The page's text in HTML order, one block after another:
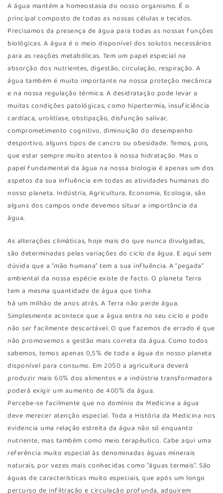
A água mantém a homeostasia do nosso organismo. É o
principal composto de todas as nossas células e tecidos.
Precisamos da presença de água para todas as nossas funções
biológicas. A água é o meio disponível dos solutos necessários
para as reações metabólicas. Tem um papel especial na
absorção dos nutrientes, digestão, circulação, respiração. A
água também é muito importante na nossa proteção mecânica
e na nossa regulação térmica. A desidratação pode levar a
muitas condições patológicas, como hipertermia, insuficiência
cardíaca, urolitíase, obstipação, disfunção salivar,
comprometimento cognitivo, diminuição do desempenho
desportivo, alguns tipos de cancro ou obesidade. Temos, pois,
que estar sempre muito atentos à nossa hidratação. Mas o
papel fundamental da água na nossa biologia é apenas um dos
aspetos da sua influência em todas as atividades humanas do
nosso planeta. Indústria, Agricultura, Economia, Ecologia, são
alguns dos campos onde devemos situar a importância da
água.
As alterações climáticas, hoje mais do que nunca divulgadas,
são determinadas pelas variações do ciclo da água. E aqui sem
dúvida que a “mão humana” tem a sua influência. A “pegada”
ambiental da nossa espécie existe de facto. O planeta Terra
tem a mesma quantidade de água que tinha
há um milhão de anos atrás. A Terra não perde água.
Simplesmente acontece que a água entra no seu ciclo e pode
não ser facilmente descartável. O que fazemos de errado é que
não promovemos a gestão mais correta da água. Como todos
sabemos, temos apenas 0,5% de toda a água do nosso planeta
disponível para consumo. Em 2050 a agricultura deverá
produzir mais 60% dos alimentos e a indústria transformadora
poderá exigir um aumento de 400% da água.
Percebe-se facilmente que no domínio da Medicina a água
deve merecer atenção especial. Toda a História da Medicina nos
evidencia uma relação estreita da água não só enquanto
nutriente, mas também como meio terapêutico. Cabe aqui uma
referência muito especial às denominadas águas minerais
naturais, por vezes mais conhecidas como “águas termais”. São
águas de características muito especiais, que após um longo